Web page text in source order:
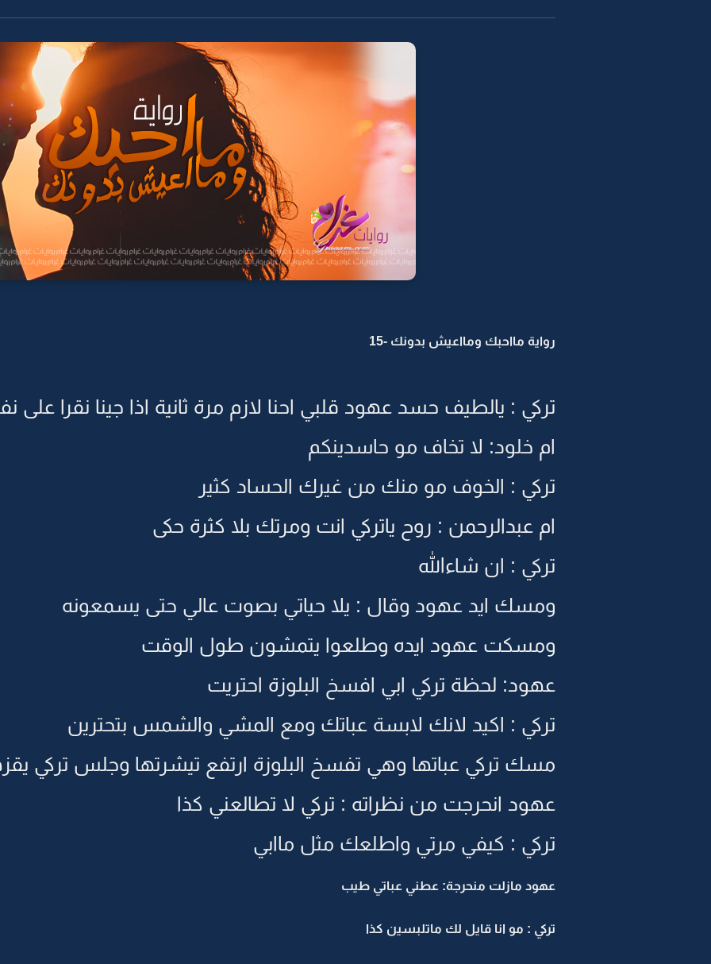
رواية مااحبك ومااعيش بدونك -15
تركي : يالطيف حسد عهود قلبي احنا لازم مرة ثانية اذا جينا نقرا على
ام خلود: لا تخاف مو حاسدينكم
تركي : الخوف مو منك من غيرك الحساد كثير
ام عبدالرحمن : روح ياتركي انت ومرتك بلا كثرة حكى
تركي : ان شاءالله
ومسك ايد عهود وقال : يلا حياتي بصوت عالي حتى يسمعونه
ومسكت عهود ايده وطلعوا يتمشون طول الوقت
عهود: لحظة تركي ابي افسخ البلوزة احتريت
تركي : اكيد لانك لابسة عباتك ومع المشي والشمس بتحترين
مسك تركي عباتها وهي تفسخ البلوزة ارتفع تيشرتها وجلس تركي
عهود انحرجت من نظراته : تركي لا تطالعني كذا
تركي : كيفي مرتي واطلعك مثل ماابي
عهود مازلت منحرجة: عطني عباتي طيب
تركي : مو انا قايل لك ماتلبسين كذا